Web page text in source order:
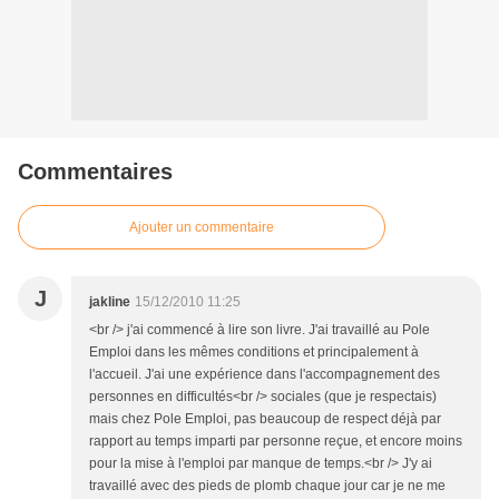
Commentaires
Ajouter un commentaire
J jakline 15/12/2010 11:25
<br /> j'ai commencé à lire son livre. J'ai travaillé au Pole
Emploi dans les mêmes conditions et principalement à
l'accueil. J'ai une expérience dans l'accompagnement des
personnes en difficultés<br /> sociales (que je respectais)
mais chez Pole Emploi, pas beaucoup de respect déjà par
rapport au temps imparti par personne reçue, et encore moins
pour la mise à l'emploi par manque de temps.<br /> J'y ai
travaillé avec des pieds de plomb chaque jour car je ne me